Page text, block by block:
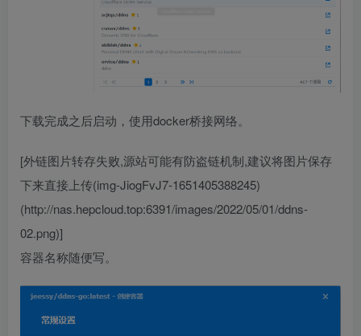
下载完成之后启动，使用docker桥接网络。
[外链图片转存失败,源站可能有防盗链机制,建议将图片保存
下来直接上传(img-JiogFvJ7-1651405388245)
(http://nas.hepcloud.top:6391/images/2022/05/01/ddns-
02.png)]
容器名称随便写。